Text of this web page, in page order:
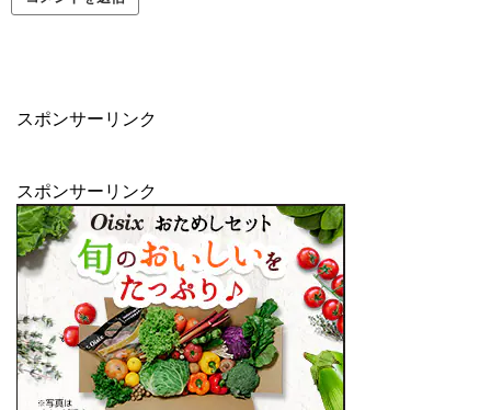
スポンサーリンク
スポンサーリンク